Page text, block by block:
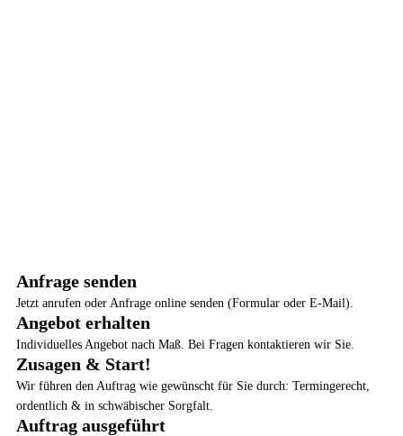
Anfrage senden
Jetzt anrufen oder Anfrage online senden (Formular oder E-Mail).
Angebot erhalten
Individuelles Angebot nach Maß. Bei Fragen kontaktieren wir Sie.
Zusagen & Start!
Wir führen den Auftrag wie gewünscht für Sie durch: Termingerecht,
ordentlich & in schwäbischer Sorgfalt.
Auftrag ausgeführt